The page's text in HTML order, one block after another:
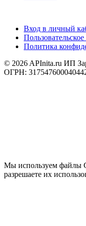
Вход в личный
Политика
© 2026 APInita.ru ИП
ОГРН:
Мы используем файлы
разрешаете их